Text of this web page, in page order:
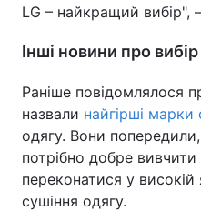
LG – найкращий вибір",
Інші новини про
Раніше повідомлялося
назвали найгірші
одягу. Вони
потрібно добре
переконатися у
сушіння одягу.